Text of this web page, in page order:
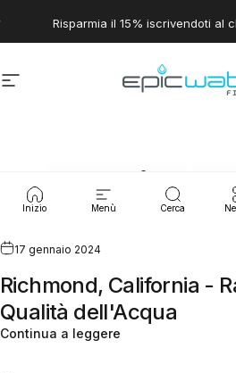
Risparmia il 15% iscrivendoti al
Navigazione del sitoEpic Water
Inizio Menù Cerca
Perdite
17 gennaio 2024
Richmond, California -
Qualità dell'Acqua
Continua a leggere